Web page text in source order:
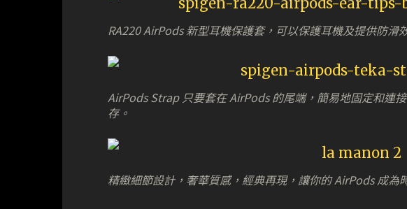
RA220 AirPods 新型耳機保護套，可以保護耳機及提供防滑
AirPods Strap 只要套在 AirPods 的尾端，簡易地固定和連
存。
精緻細節設計，奢華質感，經典再現，讓你的 AirPods 成為